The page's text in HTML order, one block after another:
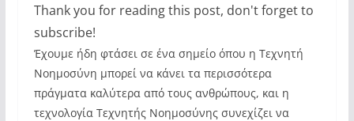
Thank you for reading this post, don't forget to
subscribe!
Έχουμε ήδη φτάσει σε ένα σημείο όπου η Τεχνητή
Νοημοσύνη μπορεί να κάνει τα περισσότερα
πράγματα καλύτερα από τους ανθρώπους, και η
τεχνολογία Τεχνητής Νοημοσύνης συνεχίζει να